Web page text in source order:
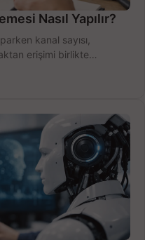
Nasıl Yapılır?
kanal sayısı,
erişimi birlikte